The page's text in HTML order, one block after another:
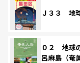
Ｊ３３ 地
０２ 地球
呂麻島（奄